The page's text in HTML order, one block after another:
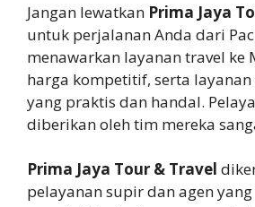
Jangan lewatkan Prima Jaya
untuk perjalanan Anda dari
menawarkan layanan travel ke
harga kompetitif, serta
yang praktis dan handal.
diberikan oleh tim mereka
Prima Jaya Tour & Travel
pelayanan supir dan agen